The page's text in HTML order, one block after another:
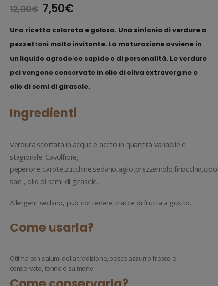
12,00€ 7,50€
Una ricetta colorata e golosa. Una sinfonia di verdure a
pezzettoni molto invitante. La maturazione avviene in
un liquido agrodolce sapido e di personalità. Le verdure
poi vengono conservate in olio di oliva extravergine e
olio di semi di girasole.
Ingredienti
Verdura scottata in acqua e aceto in quantità variabile e
stagionale: Cavolfiore,
sale , olio di semi di girasole.
Allergeni: sedano, può contenere tracce di frutta a guscio.
Come usarla?
Ottima con salumi della tradizione, pesce azzurro fresco e
conservato, tonno e salmone.